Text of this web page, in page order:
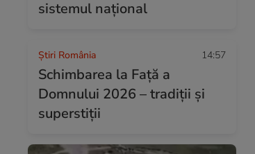
sistemul național
Știri România 14:57
Schimbarea la Față a
Domnului 2026 – tradiții și
superstiții